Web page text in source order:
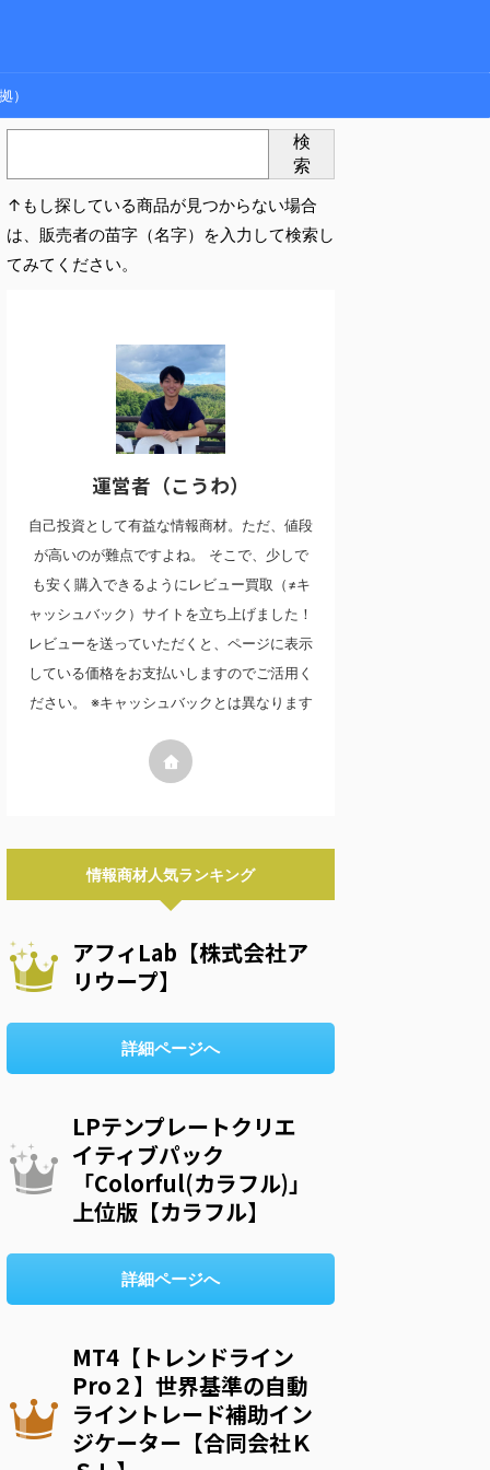
）
検
索
↑もし探している商品が見つからない場合
は、販売者の苗字（名字）を入力して検索し
てみてください。
運営者（こうわ）
自己投資として有益な情報商材。ただ、値段
が高いのが難点ですよね。 そこで、少しで
も安く購入できるようにレビュー買取（≠キ
ャッシュバック）サイトを立ち上げました！
レビューを送っていただくと、ページに表示
している価格をお支払いしますのでご活用く
ださい。 ※キャッシュバックとは異なります
情報商材人気ランキング
アフィLab【株式会社ア
リウープ】
詳細ページへ
LPテンプレートクリエ
イティブパック
「Colorful(カラフル)」
上位版【カラフル】
詳細ページへ
MT4【トレンドライン
Pro２】世界基準の自動
ライントレード補助イン
ジケーター【合同会社Ｋ